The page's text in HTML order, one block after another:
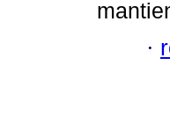
·